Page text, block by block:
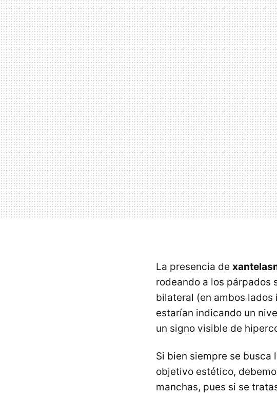
La presencia de
rodeando a los párpados
bilateral (en ambos
estarían indicando un
un signo visible de
Si bien siempre se busca
objetivo estético,
manchas, pues si se